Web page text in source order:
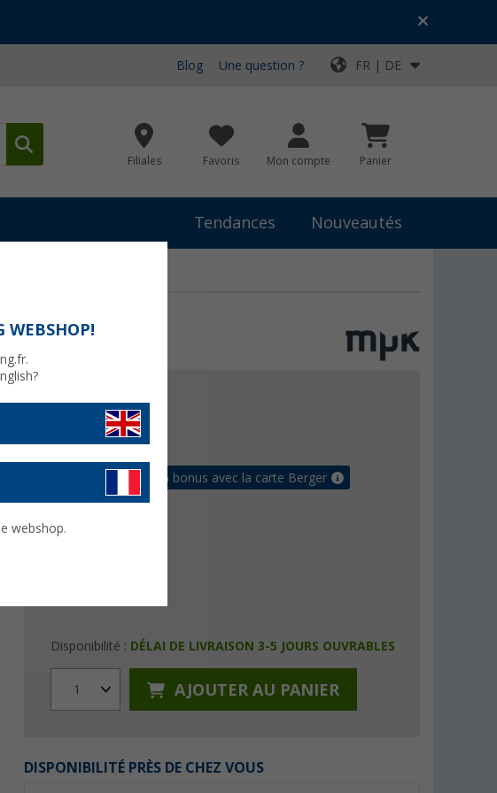
Blog Une question ? FR | DE
Filiales Favoris Mon compte Panier
Tendances Nouveautés
€
Obtenez jusqu'à 5% bonus avec la carte Berger
Disponibilité : DÉLAI DE LIVRAISON 3-5 JOURS OUVRABLES
1 AJOUTER AU PANIER
DISPONIBILITÉ PRÈS DE CHEZ VOUS
WEBSHOP!
webshop.